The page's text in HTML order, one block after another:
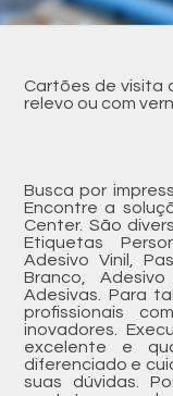
Cartões de visita
relevo ou com
Busca por
Encontre a
Center. São
Etiquetas
Adesivo Vinil,
Branco,
Adesivas. Para
profissionais
inovadores.
excelente e
diferenciado e
suas dúvidas.